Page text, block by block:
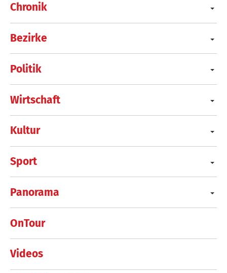
Chronik
Bezirke
Politik
Wirtschaft
Kultur
Sport
Panorama
OnTour
Videos